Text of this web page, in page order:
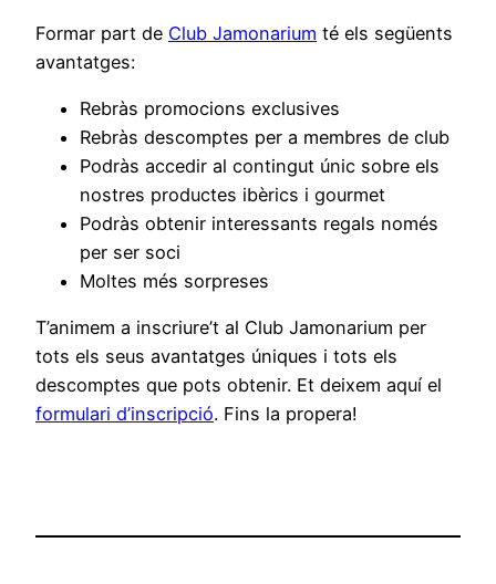
Formar part de Club Jamonarium té els següents
avantatges:
Rebràs promocions exclusives
Rebràs descomptes per a membres de club
Podràs accedir al contingut únic sobre els
nostres productes ibèrics i gourmet
Podràs obtenir interessants regals només
per ser soci
Moltes més sorpreses
T’animem a inscriure’t al Club Jamonarium per
tots els seus avantatges úniques i tots els
descomptes que pots obtenir. Et deixem aquí el
formulari d’inscripció. Fins la propera!